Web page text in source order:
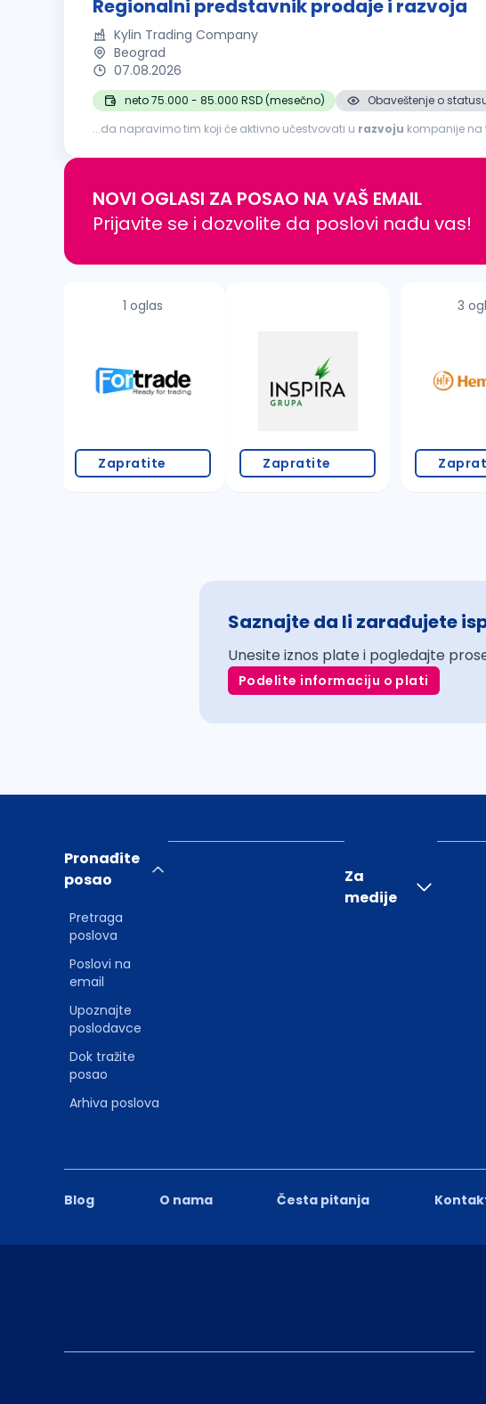
Regionalni predstavnik prodaje i razvoja
Kylin Trading Company
Beograd
07.08.2026
neto 75.000 - 85.000 RSD (mesečno)
Obaveštenje o
...da napravimo tim koji će aktivno učestvovati u razvoju kompanije na
NOVI OGLASI ZA POSAO NA VAŠ EMAIL
Prijavite se i dozvolite da poslovi nađu vas!
1 oglas
Zapratite Zapratite
3
Saznajte da li zarađujete
Unesite iznos plate i pogledajte
Podelite informaciju o plati
Blog O nama Česta pitanja
Pronađite
posao
Pretraga
poslova
Poslovi na
email
Upoznajte
poslodavce
Dok tražite
posao
Arhiva poslova
Za
medije